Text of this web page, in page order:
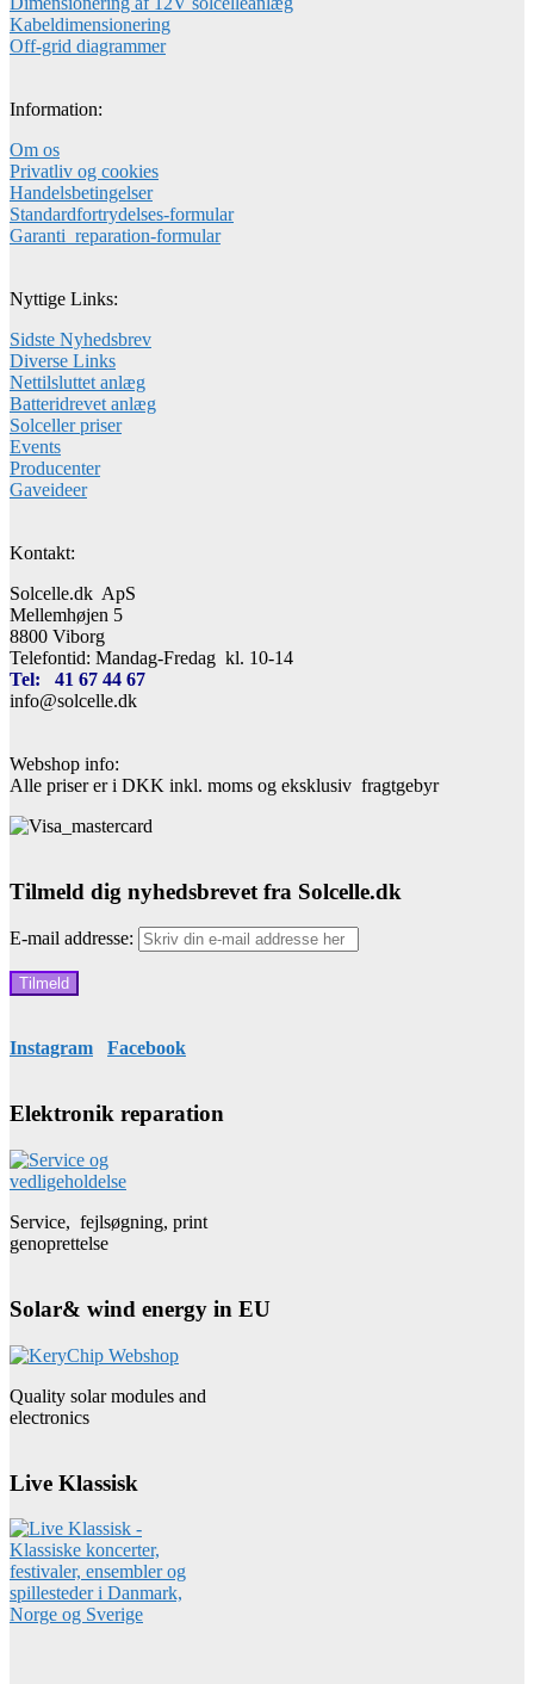
Kabeldimensionering
Off-grid diagrammer
Information:
Om os
Privatliv og cookies
Handelsbetingelser
Standardfortrydelses-formular
Garanti_reparation-formular
Nyttige Links:
Sidste Nyhedsbrev
Diverse Links
Nettilsluttet anlæg
Batteridrevet anlæg
Solceller priser
Events
Producenter
Gaveideer
Kontakt:
Solcelle.dk ApS
Mellemhøjen 5
8800 Viborg
Telefontid: Mandag-Fredag kl. 10-14
Tel: 41 67 44 67
info@solcelle.dk
Webshop info:
Alle priser er i DKK inkl. moms og eksklusiv fragtgebyr
Tilmeld dig nyhedsbrevet fra Solcelle.dk
E-mail addresse:
Instagram Facebook
Elektronik reparation
Service, fejlsøgning, print
genoprettelse
Solar& wind energy in EU
Quality solar modules and
electronics
Live Klassisk